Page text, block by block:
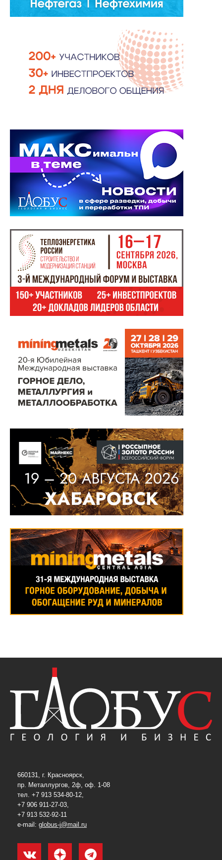
660131, г. Красноярск,
пр. Металлургов, 2ф, оф. 1-08
тел. +7 913 534-80-12,
+7 906 911-27-03,
+7 913 532-92-11
e-mail: globus-j@mail.ru